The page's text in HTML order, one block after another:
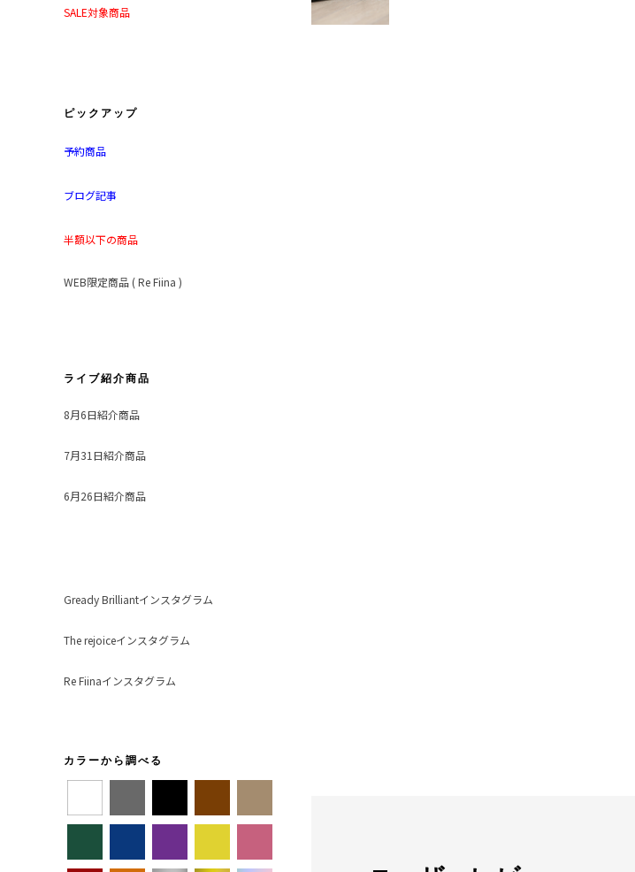
SALE対象商品
ピックアップ
予約商品
ブログ記事
半額以下の商品
WEB限定商品 ( Re Fiina )
ライブ紹介商品
8月6日紹介商品
7月31日紹介商品
6月26日紹介商品
Gready Brilliantインスタグラム
The rejoiceインスタグラム
Re Fiinaインスタグラム
カラーから調べる